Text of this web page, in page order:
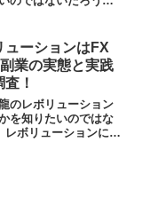
ューションはFX
業の実態と実践
！
のレボリューション
を知りたいのではな
レボリューションに潜